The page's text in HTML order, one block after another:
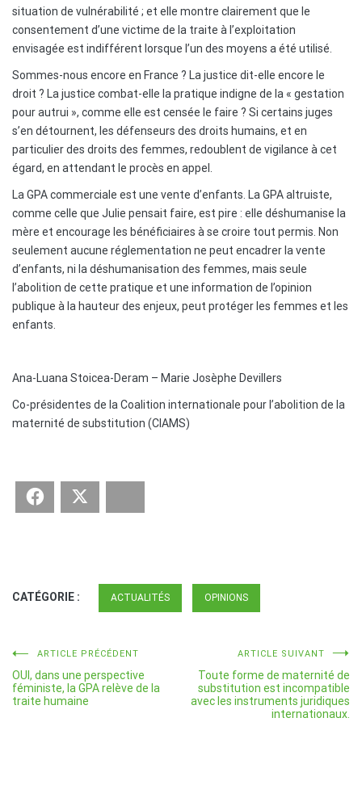
situation de vulnérabilité ; et elle montre clairement que le
consentement d’une victime de la traite à l’exploitation
envisagée est indifférent lorsque l’un des moyens a été utilisé.
Sommes-nous encore en France ? La justice dit-elle encore le
droit ? La justice combat-elle la pratique indigne de la « gestation
pour autrui », comme elle est censée le faire ? Si certains juges
s’en détournent, les défenseurs des droits humains, et en
particulier des droits des femmes, redoublent de vigilance à cet
égard, en attendant le procès en appel.
La GPA commerciale est une vente d’enfants. La GPA altruiste,
comme celle que Julie pensait faire, est pire : elle déshumanise la
mère et encourage les bénéficiaires à se croire tout permis. Non
seulement aucune réglementation ne peut encadrer la vente
d’enfants, ni la déshumanisation des femmes, mais seule
l’abolition de cette pratique et une information de l’opinion
publique à la hauteur des enjeux, peut protéger les femmes et les
enfants.
Ana-Luana Stoicea-Deram – Marie Josèphe Devillers
Co-présidentes de la Coalition internationale pour l’abolition de la
maternité de substitution (CIAMS)
Facebook
CATÉGORIE : ACTUALITÉS OPINIONS
Navigation
de
ARTICLE PRÉCÉDENT
OUI, dans une perspective
féministe, la GPA relève de la
traite humaine
ARTICLE SUIVANT
Toute forme de maternité de
substitution est incompatible
avec les instruments juridiques
internationaux.